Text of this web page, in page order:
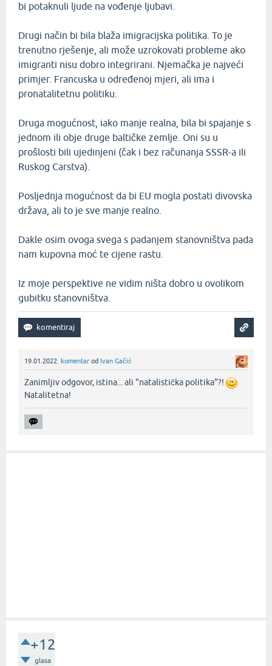
bi potaknuli ljude na vođenje ljubavi.
Drugi način bi bila blaža imigracijska politika. To je
trenutno rješenje, ali može uzrokovati probleme ako
imigranti nisu dobro integrirani. Njemačka je najveći
primjer. Francuska u određenoj mjeri, ali ima i
pronatalitetnu politiku.
Druga mogućnost, iako manje realna, bila bi spajanje s
jednom ili obje druge baltičke zemlje. Oni su u
prošlosti bili ujedinjeni (čak i bez računanja SSSR-a ili
Ruskog Carstva).
Posljednja mogućnost da bi EU mogla postati divovska
država, ali to je sve manje realno.
Dakle osim ovoga svega s padanjem stanovništva pada
nam kupovna moć te cijene rastu.
Iz moje perspektive ne vidim ništa dobro u ovolikom
gubitku stanovništva.
19.01.2022. komentar od Ivan Gačić
Zanimljiv odgovor, istina... ali "natalistička politika"?!
Natalitetna!‌
+12
glasa